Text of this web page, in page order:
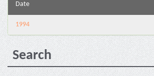
Date
1994
Search